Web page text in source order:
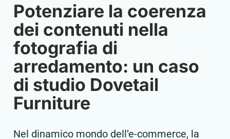
Potenziare la coerenza
dei contenuti nella
fotografia di
arredamento: un caso
di studio Dovetail
Furniture
Nel dinamico mondo dell’e-commerce, la